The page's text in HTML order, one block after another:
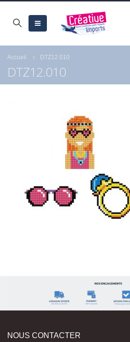
Accueil DTZ12.010
DTZ12.010
NOUS CONTACTER